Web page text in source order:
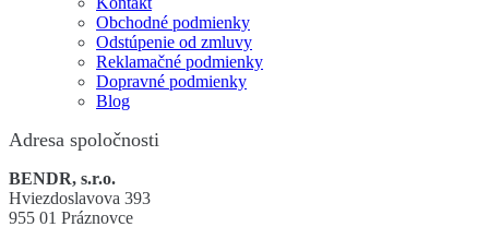
Obchodné podmienky
Odstúpenie od zmluvy
Reklamačné podmienky
Dopravné podmienky
Blog
Adresa spoločnosti
BENDR, s.r.o.
Hviezdoslavova 393
955 01 Práznovce